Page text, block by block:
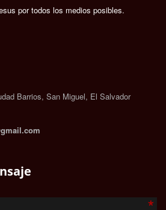
por todos los medios posibles.
Barrios, San Miguel, El Salvador